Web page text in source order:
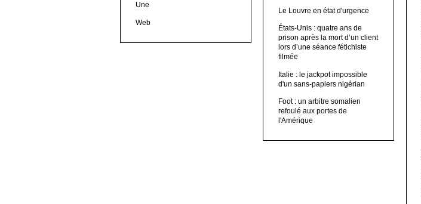
Une
Web
Le Louvre en état d'urgence
États-Unis : quatre ans de
prison après la mort d’un client
lors d’une séance fétichiste
filmée
Italie : le jackpot impossible
d'un sans-papiers nigérian
Foot : un arbitre somalien
refoulé aux portes de
l'Amérique